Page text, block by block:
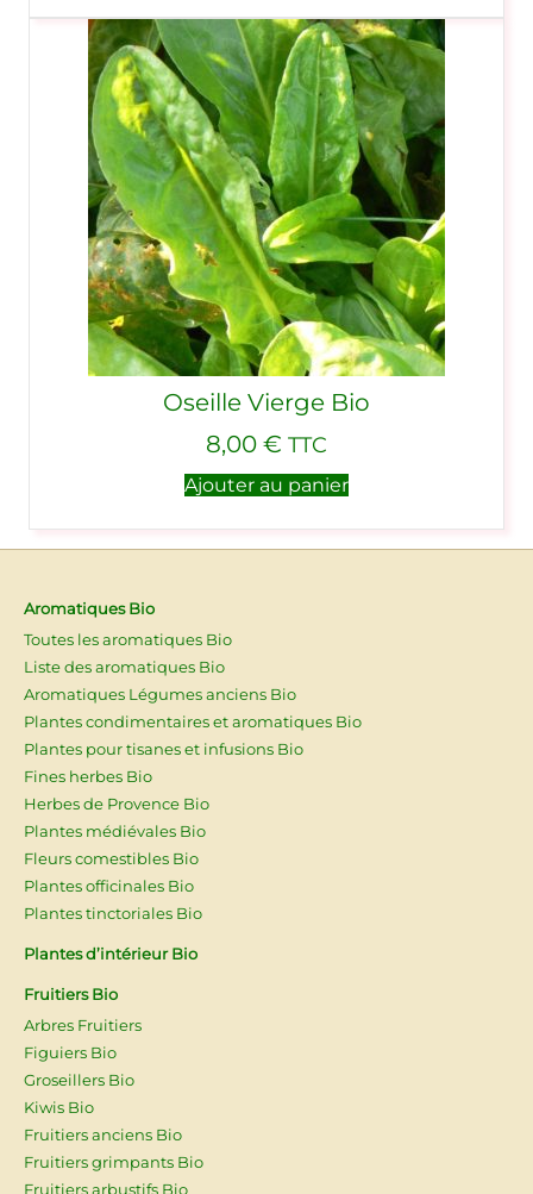
Oseille Vierge Bio
8,00 € TTC
Ajouter au panier
Aromatiques Bio
Toutes les aromatiques Bio
Liste des aromatiques Bio
Aromatiques Légumes anciens Bio
Plantes condimentaires et aromatiques Bio
Plantes pour tisanes et infusions Bio
Fines herbes Bio
Herbes de Provence Bio
Plantes médiévales Bio
Fleurs comestibles Bio
Plantes officinales Bio
Plantes tinctoriales Bio
Plantes d’intérieur Bio
Fruitiers Bio
Arbres Fruitiers
Figuiers Bio
Groseillers Bio
Kiwis Bio
Fruitiers anciens Bio
Fruitiers grimpants Bio
Fruitiers arbustifs Bio